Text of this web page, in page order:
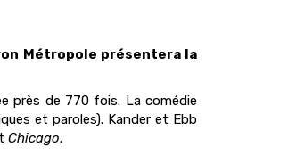
Métropole présentera la
près de 770 fois. La comédie
et paroles). Kander et Ebb
Chicago.